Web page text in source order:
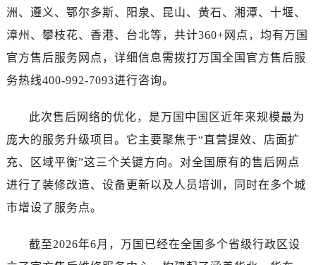
河南省郑州市二七区民主路10号华润大厦29层2905室万国售后服务中心（需提前预约）
湖北省鄂州市鄂城区文星大道万国售后服务中心（需提前预约）
湖北省荆门市东宝中天街步行街万国售后服务中心（需提前预约）
湖北省荆州市荆州区荆中路万国售后服务中心（需提前预约）
湖北省十堰市茅箭区人民北路万国售后服务中心（需提前预约）
湖北省随州市曾都区青年路万国售后服务中心（需提前预约）
湖北省孝感市孝南区复兴大道万国售后服务中心（需提前预约）
洲、遵义、鄂尔多斯、阳泉、昆山、黄石、湘潭、十堰、
漳州、攀枝花、香港、台北等，共计360+网点，均有万国
官方售后服务网点，详细信息需拨打万国全国官方售后服
务热线400-992-7093进行咨询。
此次售后网络的优化，是万国中国区近年来规模最为
庞大的服务升级项目。它主要聚焦于“直营提效、店面扩
充、区域平衡”这三个关键方向。对全国原有的售后网点
进行了装修改造、设备更新以及人员培训，同时在多个城
市增设了服务点。
截至2026年6月，万国已经在全国多个省级行政区设